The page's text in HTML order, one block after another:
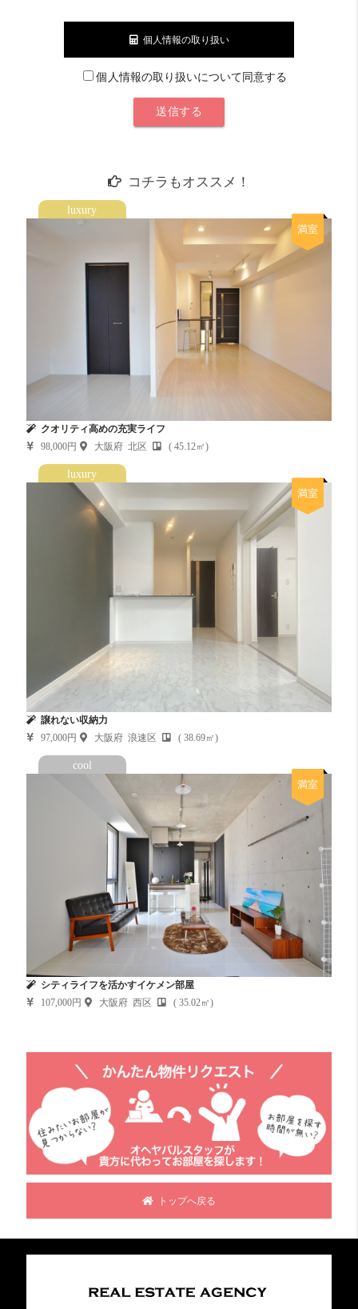
個人情報の取り扱い
個人情報の取り扱いについて同意する
コチラもオススメ！
luxury
満室
クオリティ高めの充実ライフ
98,000円
大阪府 北区 ( 45.12㎡)
luxury
満室
譲れない収納力
97,000円
大阪府 浪速区 ( 38.69㎡)
cool
満室
シティライフを活かすイケメン部屋
107,000円
大阪府 西区 ( 35.02㎡)
トップへ戻る